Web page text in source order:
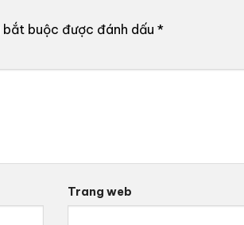
buộc được đánh dấu *
Trang web